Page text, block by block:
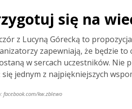
się na
z Lucyną Górecką to
zapewniają, że będzie to
w sercach uczestników. Nie
się jednym z najpiękniejszych
facebook.com/kw.zblewo